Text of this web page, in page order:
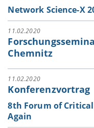
Network Science-X
11.02.2020
Chemnitz
11.02.2020
Konferenzvortrag
8th Forum of
Again